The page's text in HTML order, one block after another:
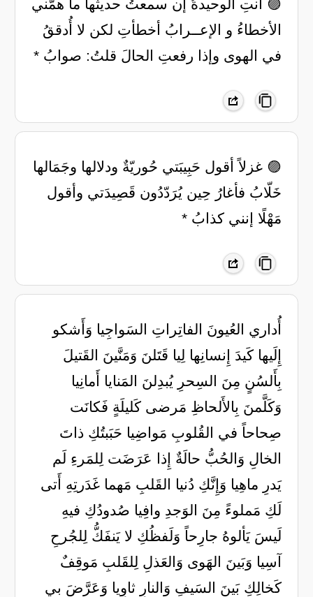
🟣 أنتِ الوحيدةُ إن سمعتُ حديثها ‏ما همّني
الأخطاءُ و الإعــرابُ ‏أخطأتِ لكن لا أُدققُ
في الهوى ‏وإذا رفعتِ الحالَ قلتُ: صوابُ *
🟣 غزلاً أقول حَبِيبَتي حُوريّةٌ ‏ودلالها وجَمَالها
خَلّابُ ‏فأغارُ حِين يُرَدّدُون قَصِيدَتي ‏وأقول
مَهْلًا إنني كذابُ *
أُداري العُيونَ الفاتِراتِ السَواجِيا وَأَشكو
إِلَيها كَيدَ إِنسانِها لِيا قَتَلنَ وَمَنَّينَ القَتيلَ
بِأَلسُنٍ مِنَ السِحرِ يُبدِلنَ المَنايا أَمانِيا
وَكَلَّمنَ بِالأَلحاظِ مَرضى كَليلَةٍ فَكانَت
صِحاحاً في القُلوبِ مَواضِيا حَبَبتُكِ ذاتَ
الخالِ وَالحُبُّ حالَةٌ إِذا عَرَضَت لِلمَرءِ لَم
يَدرِ ماهِيا وَإِنَّكِ دُنيا القَلبِ مَهما غَدَرتِهِ أَتى
لَكِ مَملوءً مِنَ الوَجدِ وافِيا صُدودُكِ فيهِ
لَيسَ يَألوهُ جارِحاً وَلَفظُكِ لا يَنفَكُّ لِلجُرحِ
آسِيا وَبَينَ الهَوى وَالعَذلِ لِلقَلبِ مَوقِفٌ
كَخالِكِ بَينَ السَيفِ وَالنارِ ثاوِيا وَعَرَّضَ بي